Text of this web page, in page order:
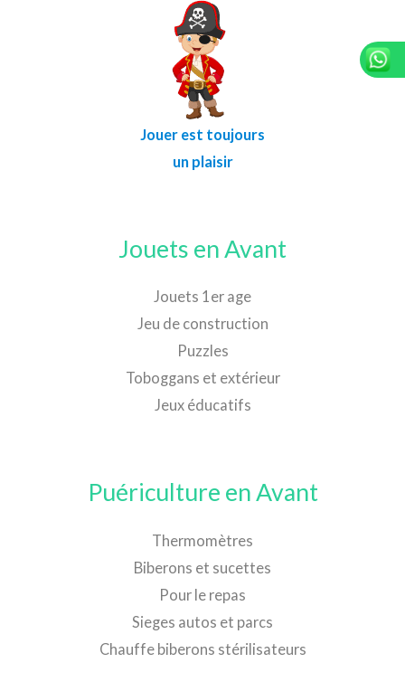
Jouer est toujours
un plaisir
Jouets en Avant
Jouets 1er age
Jeu de construction
Puzzles
Toboggans et extérieur
Jeux éducatifs
Puériculture en Avant
Thermomètres
Biberons et sucettes
Pour le repas
Sieges autos et parcs
Chauffe biberons stérilisateurs